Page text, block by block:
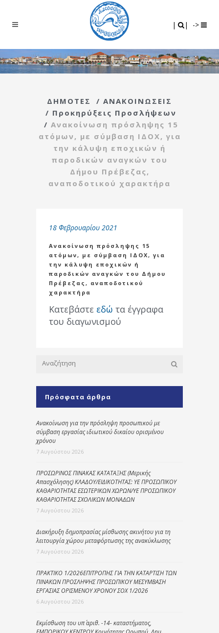
| | ->
ΔΗΜΟΤΕΣ / ΑΝΑΚΟΙΝΩΣΕΙΣ
/ Προκηρύξεις Προσλήψεων
/ Ανακοίνωση πρόσληψης 15
ατόμων, με σύμβαση ΙΔΟΧ, για
την κάλυψη εποχικών ή
παροδικών αναγκών του
Δήμου Πρέβεζας,
αναποδοτικού χαρακτήρα
18 Φεβρουαρίου 2021
Ανακοίνωση πρόσληψης 15
ατόμων, με σύμβαση ΙΔΟΧ, για
την κάλυψη εποχικών ή
παροδικών αναγκών του Δήμου
Πρέβεζας, αναποδοτικού
χαρακτήρα
Κατεβάστε εδώ τα έγγραφα
του διαγωνισμού
Πρόσφατα άρθρα
Ανακοίνωση για την πρόσληψη προσωπικού με
σύμβαση εργασίας ιδιωτικού δικαίου ορισμένου
χρόνου
7 Αυγούστου 2026
ΠΡΟΣΩΡΙΝΟΣ ΠΙΝΑΚΑΣ ΚΑΤΑΤΑΞΗΣ (Μερικής
Απασχόλησης) ΚΛΑΔΟΥ/ΕΙΔΙΚΟΤΗΤΑΣ: ΥΕ ΠΡΟΣΩΠΙΚΟΥ
ΚΑΘΑΡΙΟΤΗΤΑΣ ΕΣΩΤΕΡΙΚΩΝ ΧΩΡΩΝ/ΥΕ ΠΡΟΣΩΠΙΚΟΥ
ΚΑΘΑΡΙΟΤΗΤΑΣ ΣΧΟΛΙΚΩΝ ΜΟΝΑΔΩΝ
7 Αυγούστου 2026
Διακήρυξη δημοπρασίας μίσθωσης ακινήτου για τη
λειτουργία χώρου μεταφόρτωσης της ανακύκλωσης
7 Αυγούστου 2026
ΠΡΑΚΤΙΚΟ 1/2026ΕΠΙΤΡΟΠΗΣ ΓΙΑ ΤΗΝ ΚΑΤΑΡΤΙΣΗ ΤΩΝ
ΠΙΝΑΚΩΝ ΠΡΟΣΛΗΨΗΣ ΠΡΟΣΩΠΙΚΟΥ ΜΕΣΥΜΒΑΣΗ
ΕΡΓΑΣΙΑΣ ΟΡΙΣΜΕΝΟΥ ΧΡΟΝΟΥ ΣΟΧ 1/2026
6 Αυγούστου 2026
Εκμίσθωση του υπ΄ αριθ. -14- καταστήματος,